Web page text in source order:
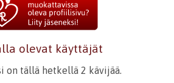
olevat käyttäjät
on tällä hetkellä 2 kävijää.